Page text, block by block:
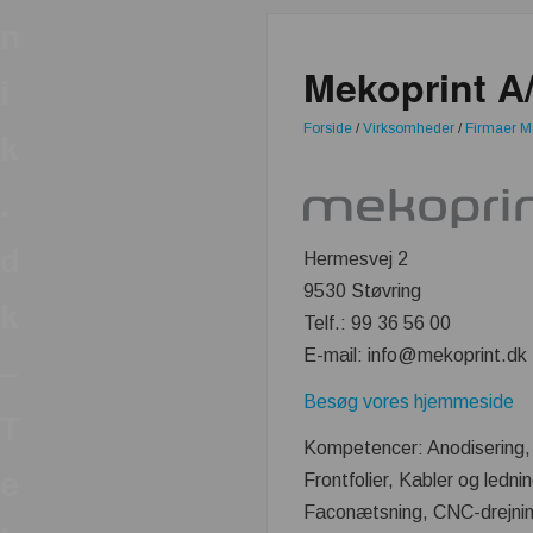
Mekoprint
Forside /Virksomheder / Firmaer M
Hermesvej 2
9530 Støvring
Telf.: 99 36 56 00
E-mail: info@mekoprint.dk
Besøg vores hjemmeside
Kompetencer:
Frontfolier, Kabler og
Faconætsning, CNC-